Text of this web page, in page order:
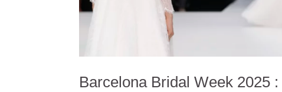
Barcelona Bridal Week 2025